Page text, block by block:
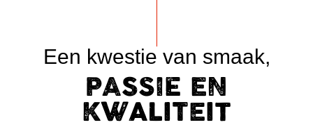
Een kwestie van smaak,
PASSIE EN
KWALITEIT